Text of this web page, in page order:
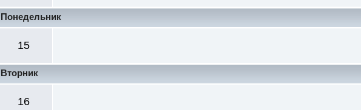
Понедельник
15
Вторник
16